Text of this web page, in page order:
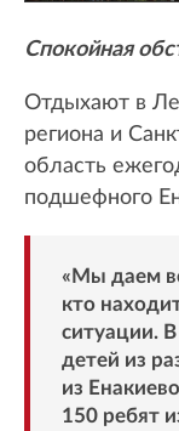
Спокойная
Отдыхают в
региона и
область
подшефного
«Мы даем
кто
ситуации.
детей из
из
150 ребят